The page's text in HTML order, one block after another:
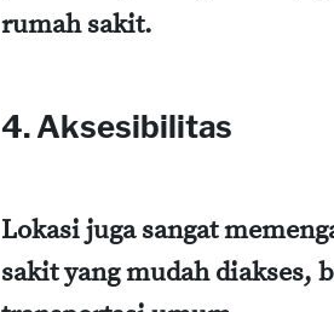
rumah sakit.
4. Aksesibilitas
Lokasi juga sangat
sakit yang mudah diakses,